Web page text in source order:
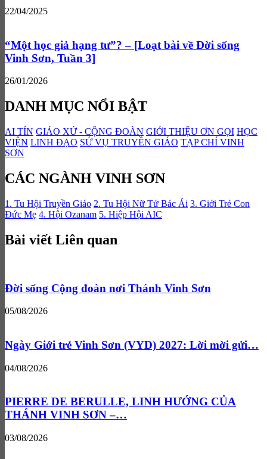
22/04/2025
“Một học giả hạng tư”? – [Loạt bài về Đời sống
Vinh Sơn, Tuần 3]
26/01/2026
DANH MỤC NỔI BẬT
AI TÍN GIÁO XỨ - CỘNG ĐOÀN GIỚI THIỆU ƠN GỌI HỌC
VIỆN LINH ĐẠO SỨ VỤ TRUYỀN GIÁO TẠP CHÍ VINH
SƠN
CÁC NGÀNH VINH SƠN
1. Tu Hội Truyền Giáo 2. Tu Hội Nữ Tử Bác Ái 3. Giới Trẻ Con
Đức Mẹ 4. Hội Ozanam 5. Hiệp Hội AIC
Bài viết Liên quan
Đời sống Cộng đoàn nơi Thánh Vinh Sơn
05/08/2026
Ngày Giới trẻ Vinh Sơn (VYD) 2027: Lời mời gửi…
04/08/2026
PIERRE DE BERULLE, LINH HƯỚNG CỦA
THÁNH VINH SƠN –…
03/08/2026